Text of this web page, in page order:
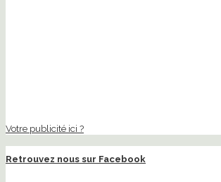
Votre publicité ici ?
Retrouvez nous sur Facebook